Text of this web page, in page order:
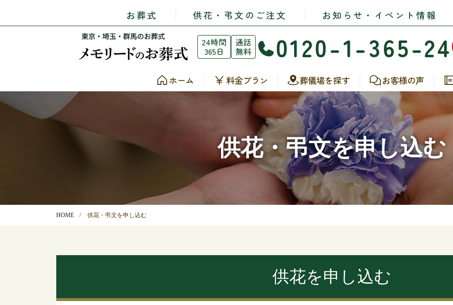
お葬式 供花・弔文のご注文 お知らせ・イベント情報
24時間
365日
通話
無料 0120-1-365-24
ホーム 料金プラン 葬儀場を探す お客様の声
供花・弔文を申し込む
HOME 供花・弔文を申し込む
供花を申し込む